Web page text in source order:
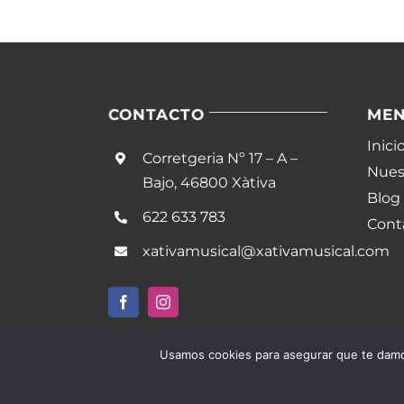
CONTACTO
Corretgeria Nº 17 – A –
Bajo, 46800 Xàtiva
622 633 783
xativamusical@xativamusical.com
Blog
Usamos cookies para asegurar que te